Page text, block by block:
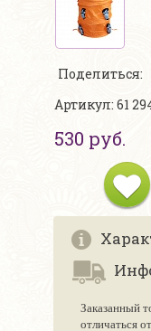
Поделиться:
Артикул: 61
530 руб.
Заказанный
отличаться